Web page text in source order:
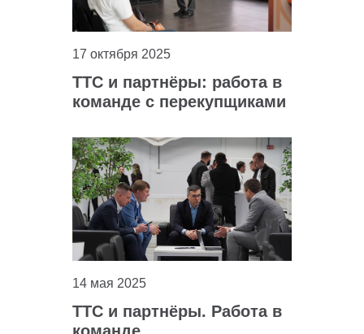
17 октября 2025
ТТС и партнёры: работа в
команде с перекупщиками
14 мая 2025
ТТС и партнёры. Работа в